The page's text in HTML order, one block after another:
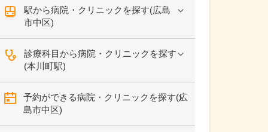
駅から病院・クリニックを探す(広島
市中区)
診療科目から病院・クリニックを探す
(本川町駅)
予約ができる病院・クリニックを探す(広
島市中区)